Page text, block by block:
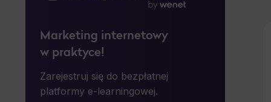
Marketing internetowy
w praktyce!
Zarejestruj się do bezpłatnej
platformy e-learningowej.